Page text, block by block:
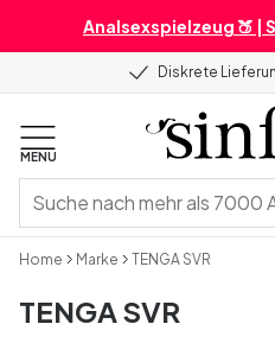
Analsexspielzeug 🍑 |
Diskrete
MENU
Home Marke TENGA SVR
TENGA SVR